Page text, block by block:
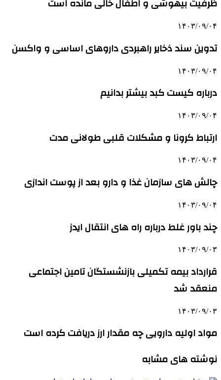
ظرفیت بیهوشی و اطفال خالی مانده است
۱۴۰۳/۰۹/۰۴
تدوین سند ذخایر راهبردی داروهای اساسی و واکسن
۱۴۰۳/۰۹/۰۴
درباره کیست کبد بیشتر بدانیم
۱۴۰۳/۰۹/۰۴
ارتباط کرونا و مشکلات قلبی طولانی مدت
۱۴۰۳/۰۹/۰۴
چالش های سازمان غذا و دارو بعد از پوست اندازی
۱۴۰۳/۰۹/۰۴
چند باور غلط درباره راه های انتقال ایدز
۱۴۰۳/۰۹/۰۳
قرارداد بیمه تکمیلی بازنشستگان تامین اجتماعی
منعقد شد
۱۴۰۳/۰۹/۰۳
مواد اولیه دارویی چه مقدار ارز دریافت کرده است
نوشته های مشابه